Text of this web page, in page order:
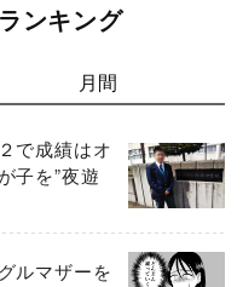
ンキング
月間
で成績はオ
子を”夜遊
ルマザーを